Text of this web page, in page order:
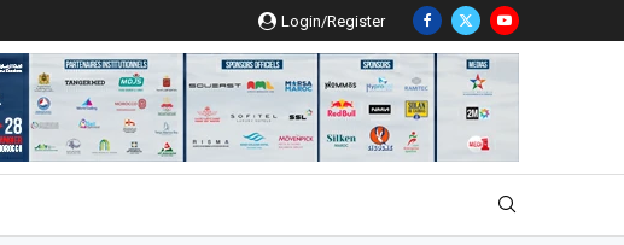
Login/Register